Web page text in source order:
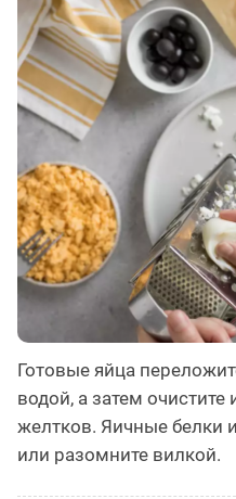
Готовые яйца
водой, а затем очистите
желтков. Яичные белки
или разомните вилкой.